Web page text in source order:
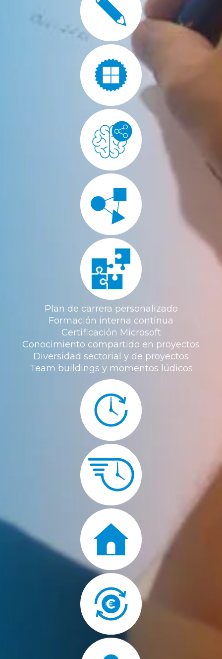
Plan de carrera personalizado
Formación interna contínua
Certificación Microsoft
Conocimiento compartido en proyectos
Diversidad sectorial y de proyectos
Team buildings y momentos lúdicos